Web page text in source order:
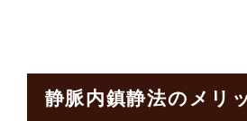
静脈内鎮静法のメリ